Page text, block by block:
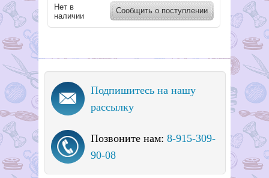
Нет в
наличии
Сообщить о поступлении
Подпишитесь на нашу
рассылку
Позвоните нам: 8-915-309-
90-08